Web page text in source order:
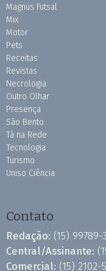
Magnus Futsal
Mix
Motor
Pets
Receitas
Revistas
Necrologia
Outro Olhar
Presença
São Bento
Tá na Rede
Tecnologia
Turismo
Uniso Ciência
Contato
Redação: (15) 99789-
Central/Assinante:
Comercial: (15)